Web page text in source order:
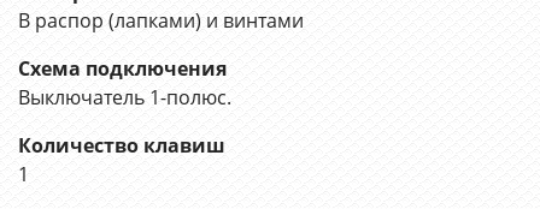
В распор (лапками) и винтами
Схема подключения
Выключатель 1-полюс.
Количество клавиш
1